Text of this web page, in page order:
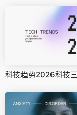
科技趋势2026科技